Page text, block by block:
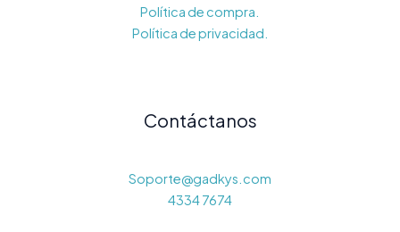
Política de compra.
Política de privacidad.
Contáctanos
Soporte@gadkys.com
4334 7674